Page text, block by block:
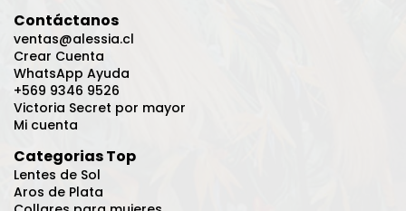
Contáctanos
ventas@alessia.cl
Crear Cuenta
WhatsApp Ayuda
+569 9346 9526
Victoria Secret por mayor
Mi cuenta
Categorias Top
Lentes de Sol
Aros de Plata